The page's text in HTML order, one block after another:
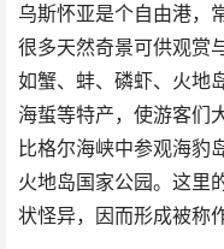
乌斯怀亚是个自由港，
很多天然奇景可供观赏
如蟹、蚌、磷虾、火地
海蜇等特产，使游客们
比格尔海峡中参观海豹
火地岛国家公园。这里
状怪异，因而形成被称